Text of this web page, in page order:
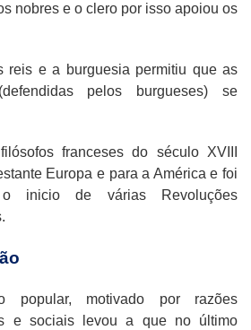
nobres e o clero por isso apoiou os
reis e a burguesia permitiu que as
pelos burgueses) se
franceses do século XVIII
Europa e para a América e foi
o inicio de várias Revoluções
popular, motivado por razões
e sociais levou a que no último